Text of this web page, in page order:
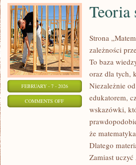
FEBRUARY - 7 - 2026
COMMENTS OFFON
STEROWANIA
Teoria
Strona
zależności
To baza
oraz dla tych,
Niezależnie
edukatorem,
wskazówki,
że
Dlatego
Zamiast uczyć